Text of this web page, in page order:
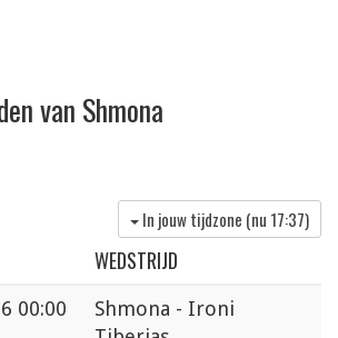
van Shmona
In jouw tijdzone (nu 17:37)
WEDSTRIJD
00:00
Shmona - Ironi